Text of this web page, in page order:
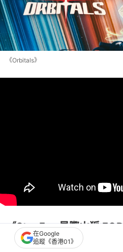
《Orbitals》
《Star Fox 星際火狐
出江湖？
在Google
追蹤《香港01》